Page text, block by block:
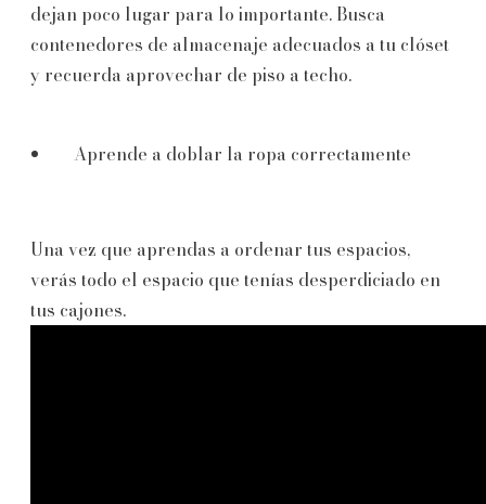
dejan poco lugar para lo importante. Busca
contenedores de almacenaje adecuados a tu clóset
y recuerda aprovechar de piso a techo.
Aprende a doblar la ropa correctamente
Una vez que aprendas a ordenar tus espacios,
verás todo el espacio que tenías desperdiciado en
tus cajones.